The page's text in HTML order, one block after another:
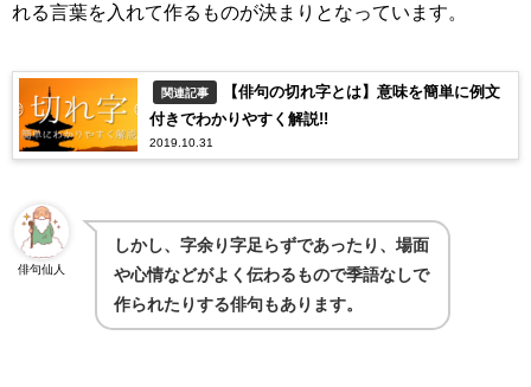
れる言葉を入れて作るものが決まりとなっています。
関連記事
【俳句の切れ字とは】意味を簡単に例文
付きでわかりやすく解説!!
2019.10.31
俳句仙人
しかし、字余り字足らずであったり、場面
や心情などがよく伝わるもので季語なしで
作られたりする俳句もあります。